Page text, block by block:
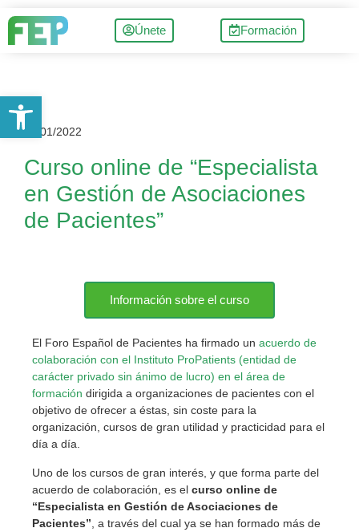
Únete Formación
12/01/2022
Curso online de “Especialista
en Gestión de Asociaciones
de Pacientes”
Información sobre el curso
El Foro Español de Pacientes ha firmado un acuerdo de
colaboración con el Instituto ProPatients (entidad de
carácter privado sin ánimo de lucro) en el área de
formación dirigida a organizaciones de pacientes con el
objetivo de ofrecer a éstas, sin coste para la
organización, cursos de gran utilidad y practicidad para el
día a día.
Uno de los cursos de gran interés, y que forma parte del
acuerdo de colaboración, es el curso online de
“Especialista en Gestión de Asociaciones de
Pacientes” , a través del cual ya se han formado más de
Abrir barra de herramientas